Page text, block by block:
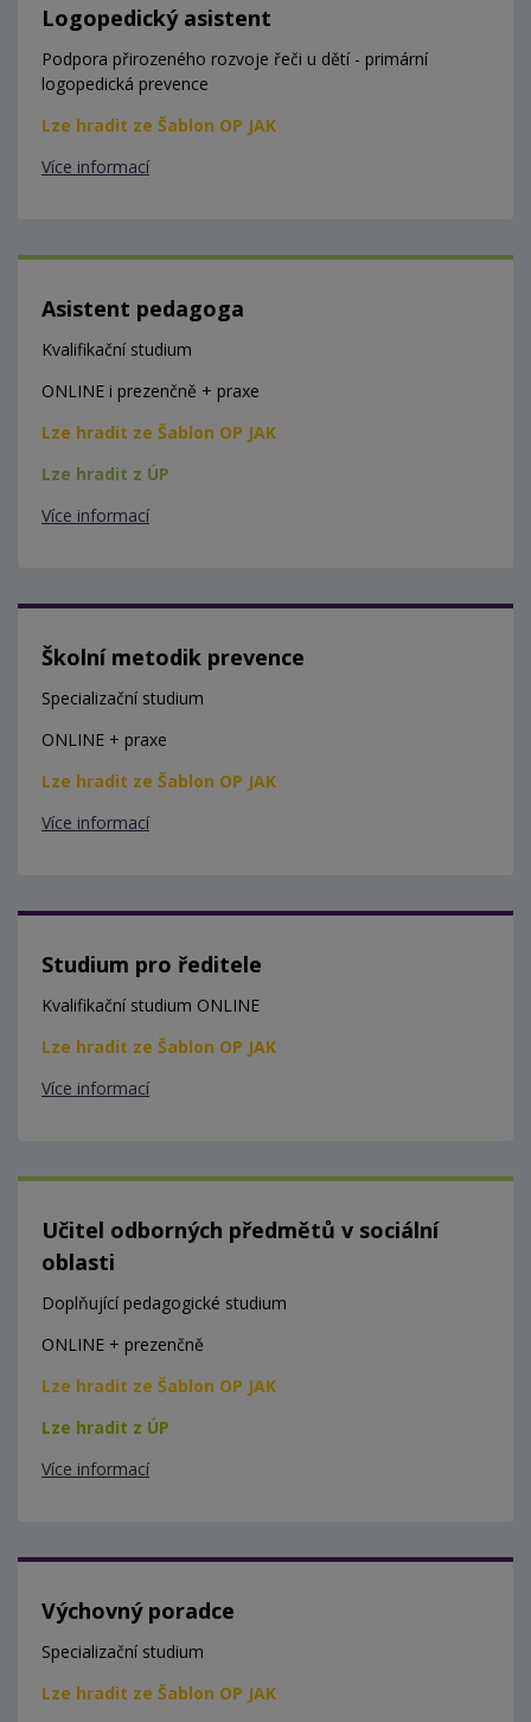
Logopedický asistent
Podpora přirozeného rozvoje řeči u dětí - primární
logopedická prevence
Lze hradit ze Šablon OP JAK
Více informací
Asistent pedagoga
Kvalifikační studium
ONLINE i prezenčně + praxe
Lze hradit ze Šablon OP JAK
Lze hradit z ÚP
Více informací
Školní metodik prevence
Specializační studium
ONLINE + praxe
Lze hradit ze Šablon OP JAK
Více informací
Studium pro ředitele
Kvalifikační studium ONLINE
Lze hradit ze Šablon OP JAK
Více informací
Učitel odborných předmětů v sociální
oblasti
Doplňující pedagogické studium
ONLINE + prezenčně
Lze hradit ze Šablon OP JAK
Lze hradit z ÚP
Více informací
Výchovný poradce
Specializační studium
Lze hradit ze Šablon OP JAK